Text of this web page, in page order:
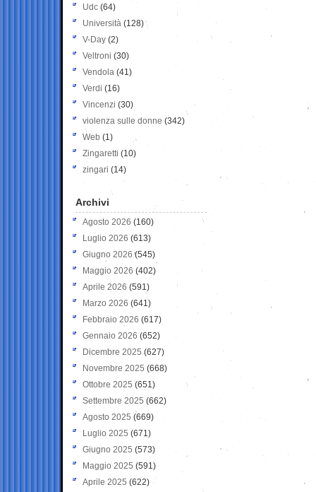
Udc (64)
Università (128)
V-Day (2)
Veltroni (30)
Vendola (41)
Verdi (16)
Vincenzi (30)
violenza sulle donne (342)
Web (1)
Zingaretti (10)
zingari (14)
Archivi
Agosto 2026 (160)
Luglio 2026 (613)
Giugno 2026 (545)
Maggio 2026 (402)
Aprile 2026 (591)
Marzo 2026 (641)
Febbraio 2026 (617)
Gennaio 2026 (652)
Dicembre 2025 (627)
Novembre 2025 (668)
Ottobre 2025 (651)
Settembre 2025 (662)
Agosto 2025 (669)
Luglio 2025 (671)
Giugno 2025 (573)
Maggio 2025 (591)
Aprile 2025 (622)